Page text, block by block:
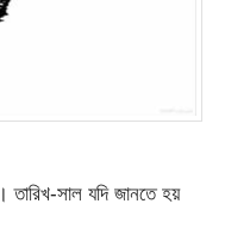
সাল যদি জানতে হয়